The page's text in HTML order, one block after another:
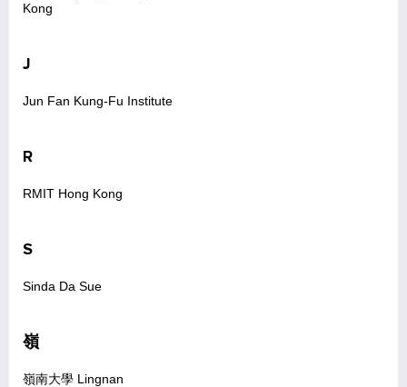
Kong
J
Jun Fan Kung-Fu Institute
R
RMIT Hong Kong
S
Sinda Da Sue
嶺
嶺南大學 Lingnan